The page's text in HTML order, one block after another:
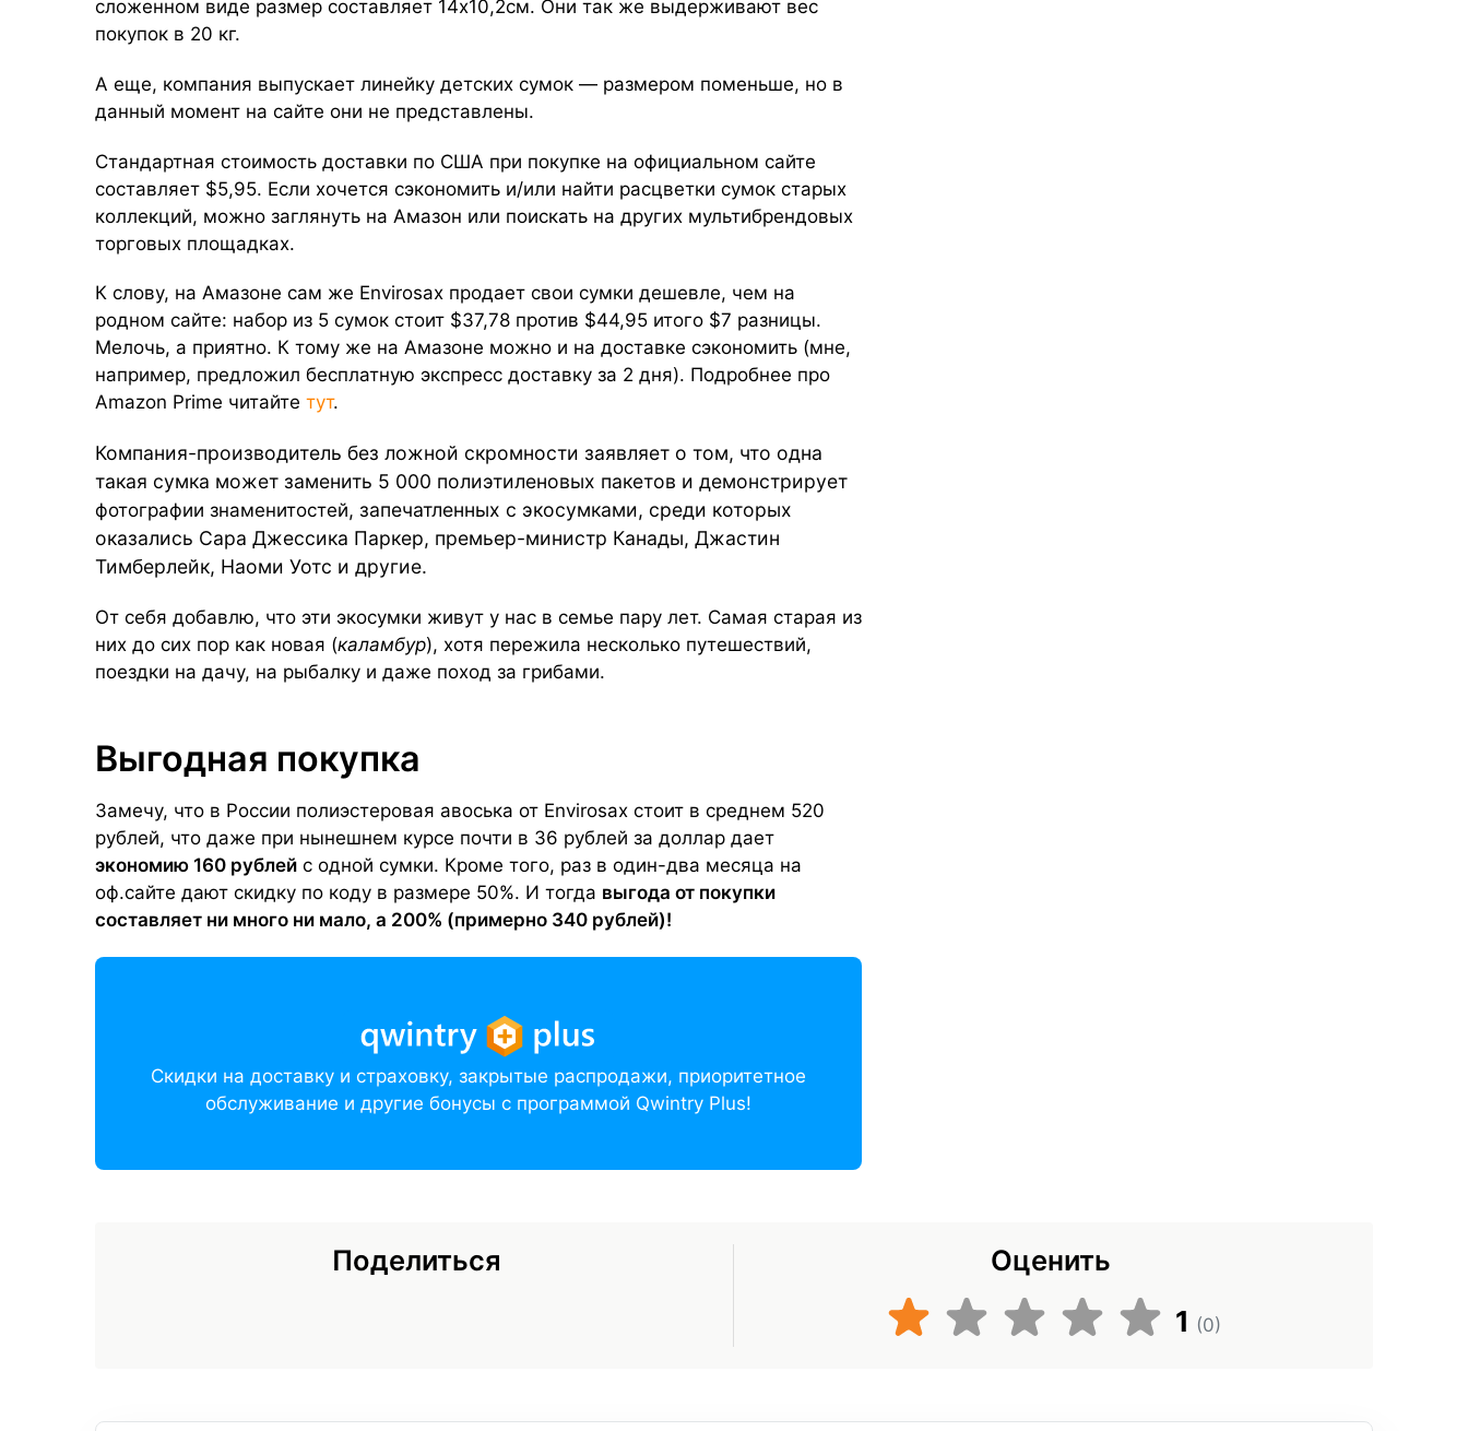
сложенном виде размер составляет 14х10,2см. Они так же выдерживают вес
покупок в 20 кг.
А еще, компания выпускает линейку детских сумок — размером поменьше, но в
данный момент на сайте они не представлены.
Стандартная стоимость доставки по США при покупке на официальном сайте
составляет $5,95. Если хочется сэкономить и/или найти расцветки сумок старых
коллекций, можно заглянуть на Амазон или поискать на других мультибрендовых
торговых площадках.
К слову, на Амазоне сам же Envirosax продает свои сумки дешевле, чем на
родном сайте: набор из 5 сумок стоит $37,78 против $44,95 итого $7 разницы.
Мелочь, а приятно. К тому же на Амазоне можно и на доставке сэкономить (мне,
например, предложил бесплатную экспресс доставку за 2 дня). Подробнее про
Amazon Prime читайте тут.
Компания-производитель без ложной скромности заявляет о том, что одна
такая сумка может заменить 5 000 полиэтиленовых пакетов и демонстрирует
фотографии знаменитостей, запечатленных с экосумками, среди которых
оказались Сара Джессика Паркер, премьер-министр Канады, Джастин
Тимберлейк, Наоми Уотс и другие.
От себя добавлю, что эти экосумки живут у нас в семье пару лет. Самая старая из
них до сих пор как новая (каламбур), хотя пережила несколько путешествий,
поездки на дачу, на рыбалку и даже поход за грибами.
Выгодная покупка
Замечу, что в России полиэстеровая авоська от Envirosax стоит в среднем 520
рублей, что даже при нынешнем курсе почти в 36 рублей за доллар дает
экономию 160 рублей с одной сумки. Кроме того, раз в один-два месяца на
оф.сайте дают скидку по коду в размере 50%. И тогда выгода от покупки
составляет ни много ни мало, а 200% (примерно 340 рублей)!
Скидки на доставку и страховку, закрытые распродажи, приоритетное
обслуживание и другие бонусы с программой Qwintry Plus!
Поделиться
Оценить
1 (0)